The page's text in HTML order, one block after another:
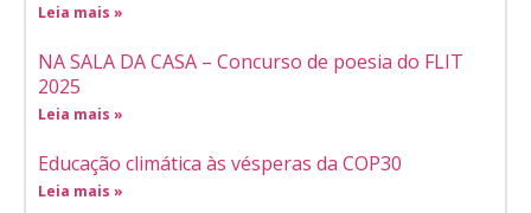
Leia mais »
NA SALA DA CASA – Concurso de poesia do FLIT
2025
Leia mais »
Educação climática às vésperas da COP30
Leia mais »